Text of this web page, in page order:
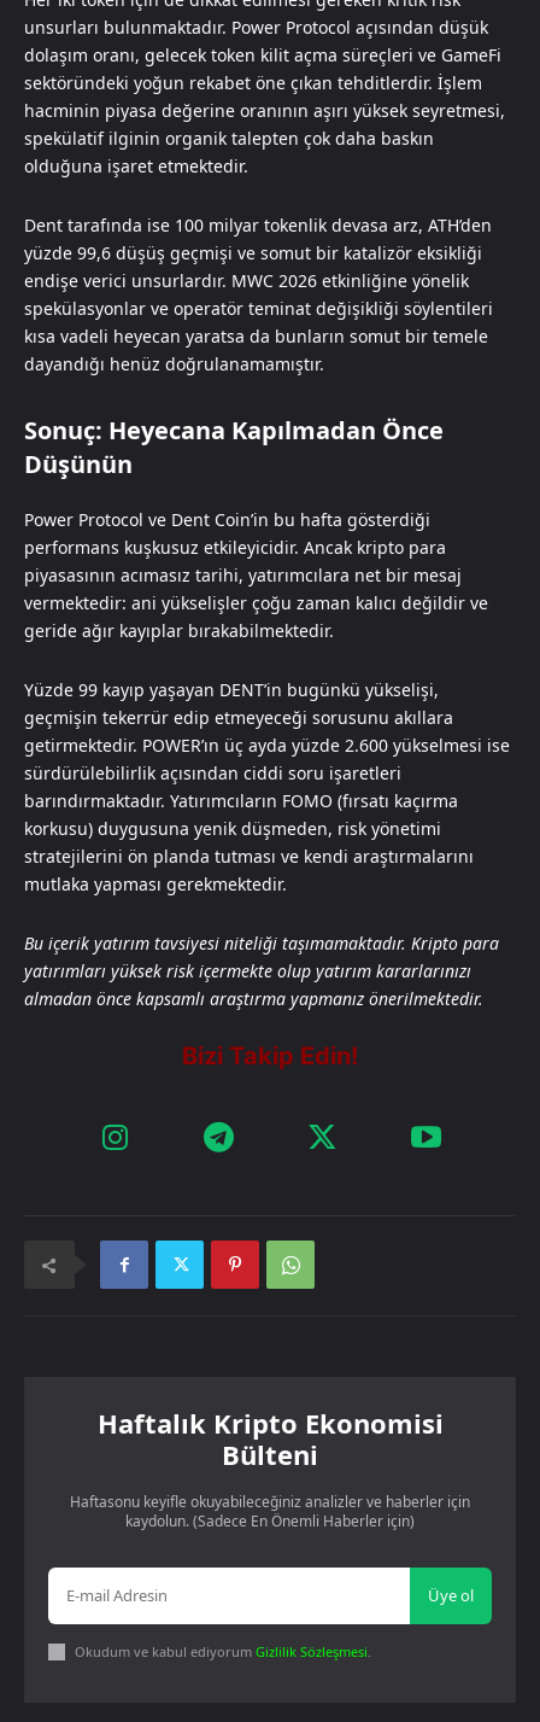
unsurları bulunmaktadır. Power Protocol açısından düşük
dolaşım oranı, gelecek token kilit açma süreçleri ve GameFi
sektöründeki yoğun rekabet öne çıkan tehditlerdir. İşlem
hacminin piyasa değerine oranının aşırı yüksek seyretmesi,
spekülatif ilginin organik talepten çok daha baskın
olduğuna işaret etmektedir.
Dent tarafında ise 100 milyar tokenlik devasa arz, ATH’den
yüzde 99,6 düşüş geçmişi ve somut bir katalizör eksikliği
endişe verici unsurlardır. MWC 2026 etkinliğine yönelik
spekülasyonlar ve operatör teminat değişikliği söylentileri
kısa vadeli heyecan yaratsa da bunların somut bir temele
dayandığı henüz doğrulanamamıştır.
Sonuç: Heyecana Kapılmadan Önce
Düşünün
Power Protocol ve Dent Coin’in bu hafta gösterdiği
performans kuşkusuz etkileyicidir. Ancak kripto para
piyasasının acımasız tarihi, yatırımcılara net bir mesaj
vermektedir: ani yükselişler çoğu zaman kalıcı değildir ve
geride ağır kayıplar bırakabilmektedir.
Yüzde 99 kayıp yaşayan DENT’in bugünkü yükselişi,
geçmişin tekerrür edip etmeyeceği sorusunu akıllara
getirmektedir. POWER’ın üç ayda yüzde 2.600 yükselmesi ise
sürdürülebilirlik açısından ciddi soru işaretleri
barındırmaktadır. Yatırımcıların FOMO (fırsatı kaçırma
korkusu) duygusuna yenik düşmeden, risk yönetimi
stratejilerini ön planda tutması ve kendi araştırmalarını
mutlaka yapması gerekmektedir.
Bu içerik yatırım tavsiyesi niteliği taşımamaktadır. Kripto para
yatırımları yüksek risk içermekte olup yatırım kararlarınızı
almadan önce kapsamlı araştırma yapmanız önerilmektedir.
Haftalık Kripto Ekonomisi
Bülteni
Haftasonu keyifle okuyabileceğiniz analizler ve haberler için
kaydolun. (Sadece En Önemli Haberler için)
Üye ol
Okudum ve kabul ediyorum Gizlilik Sözleşmesi.